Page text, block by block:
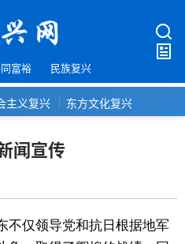
富裕 民族复兴
主义复兴 东方文化复兴
闻宣传
不仅领导党和抗日根据地军